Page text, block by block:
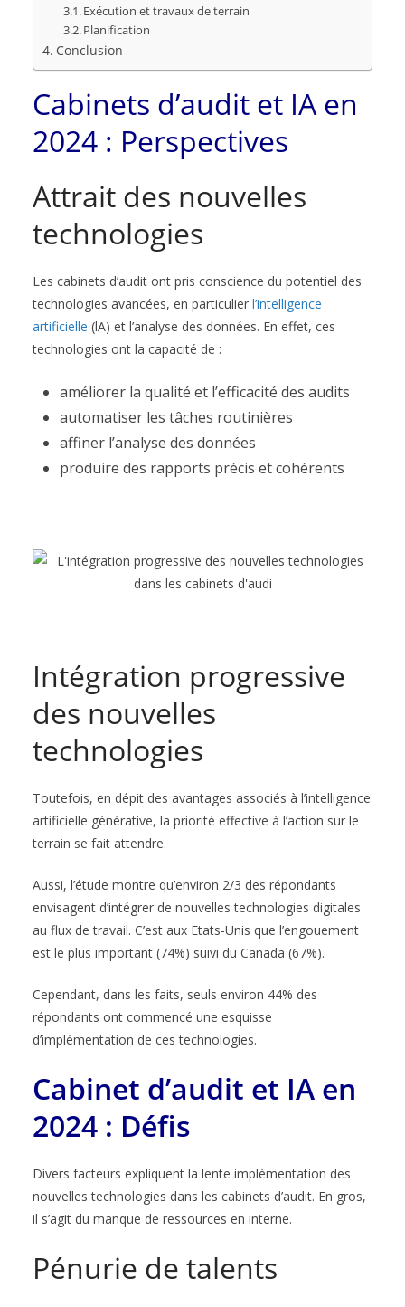
Exécution et travaux de terrain
Planification
Conclusion
Cabinets d’audit et IA en
2024 : Perspectives
Attrait des nouvelles
technologies
Les cabinets d’audit ont pris conscience du potentiel des
technologies avancées, en particulier l’intelligence
artificielle (lA) et l’analyse des données. En effet, ces
technologies ont la capacité de :
améliorer la qualité et l’efficacité des audits
automatiser les tâches routinières
affiner l’analyse des données
produire des rapports précis et cohérents
Intégration progressive
des nouvelles
technologies
Toutefois, en dépit des avantages associés à l’intelligence
artificielle générative, la priorité effective à l’action sur le
terrain se fait attendre.
Aussi, l’étude montre qu’environ 2/3 des répondants
envisagent d’intégrer de nouvelles technologies digitales
au flux de travail. C’est aux Etats-Unis que l’engouement
est le plus important (74%) suivi du Canada (67%).
Cependant, dans les faits, seuls environ 44% des
répondants ont commencé une esquisse
d’implémentation de ces technologies.
Cabinet d’audit et IA en
2024 : Défis
Divers facteurs expliquent la lente implémentation des
nouvelles technologies dans les cabinets d’audit. En gros,
il s’agit du manque de ressources en interne.
Pénurie de talents